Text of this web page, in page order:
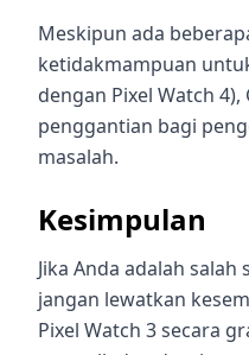
Meskipun ada
ketidakmampuan
dengan Pixel Watch
penggantian bagi
masalah.
Kesimpulan
Jika Anda adalah
jangan lewatkan
Pixel Watch 3 secara